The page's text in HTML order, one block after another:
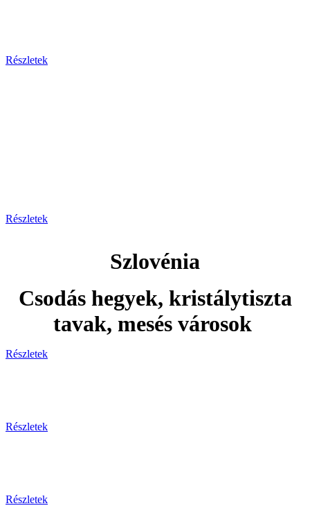
Részletek
Részletek
Szlovénia
Csodás hegyek, kristálytiszta
tavak, mesés városok
Részletek
Részletek
Részletek